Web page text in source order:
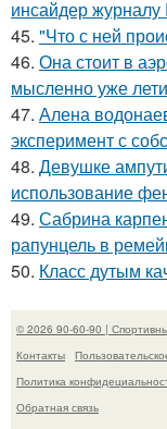
инсайдер журналу
45. "Что с ней
46. Она стоит в
мысленно уже
47. Алена
эксперимент с
48. Девушке
использование
49. Сабрина
рапунцель в
50. Класс дутым
© 2026 90-60-90 |
Контакты
Политика
Обратная связь